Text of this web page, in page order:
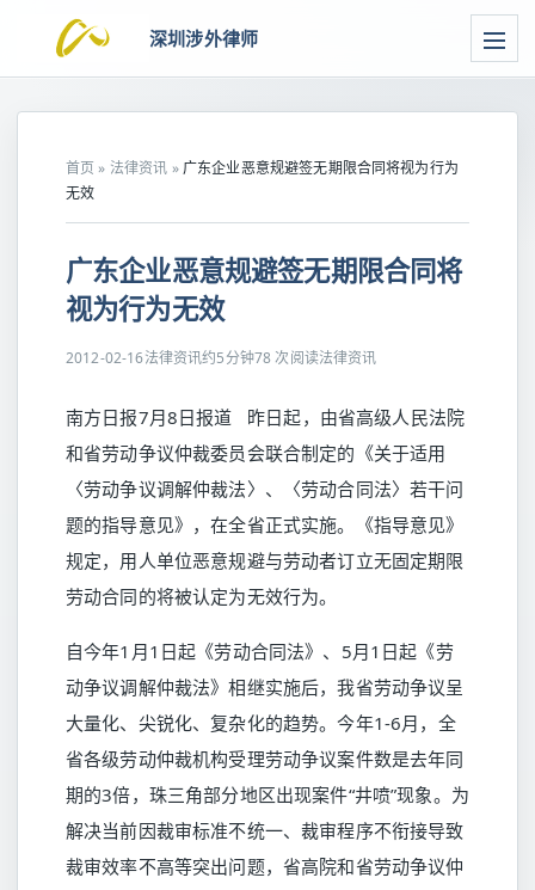
深圳涉外律师
首页 » 法律资讯 »广东企业恶意规避签无期限合同将视为行为
无效
广东企业恶意规避签无期限合同将
视为行为无效
2012-02-16法律资讯约5分钟78 次阅读法律资讯
南方日报7月8日报道 昨日起，由省高级人民法院
和省劳动争议仲裁委员会联合制定的《关于适用
〈劳动争议调解仲裁法〉、〈劳动合同法〉若干问
题的指导意见》，在全省正式实施。《指导意见》
规定，用人单位恶意规避与劳动者订立无固定期限
劳动合同的将被认定为无效行为。
自今年1月1日起《劳动合同法》、5月1日起《劳
动争议调解仲裁法》相继实施后，我省劳动争议呈
大量化、尖锐化、复杂化的趋势。今年1-6月，全
省各级劳动仲裁机构受理劳动争议案件数是去年同
期的3倍，珠三角部分地区出现案件“井喷”现象。为
解决当前因裁审标准不统一、裁审程序不衔接导致
裁审效率不高等突出问题，省高院和省劳动争议仲